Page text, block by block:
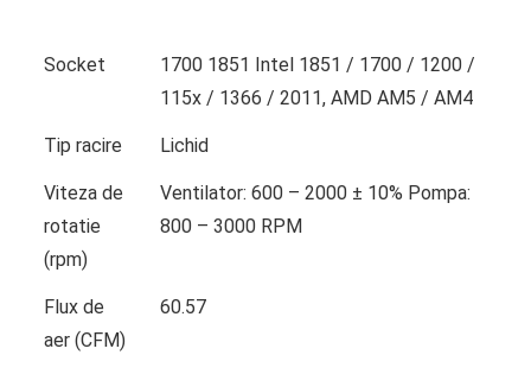
Socket
1700 1851 Intel 1851 / 1700 / 1200 /
115x / 1366 / 2011, AMD AM5 / AM4
Tip racire Lichid
Viteza de
rotatie
(rpm)
Ventilator: 600 – 2000 ± 10% Pompa:
800 – 3000 RPM
Flux de
aer (CFM)
60.57